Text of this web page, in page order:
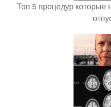
Топ 5 процедур которые